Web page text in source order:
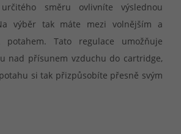
směru ovlivníte výslednou
výběr tak máte mezi volnějším a
potahem. Tato regulace umožňuje
nad přísunem vzduchu do cartridge,
si tak přizpůsobíte přesně svým